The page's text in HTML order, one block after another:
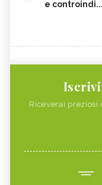
e controindi...
Riceverai